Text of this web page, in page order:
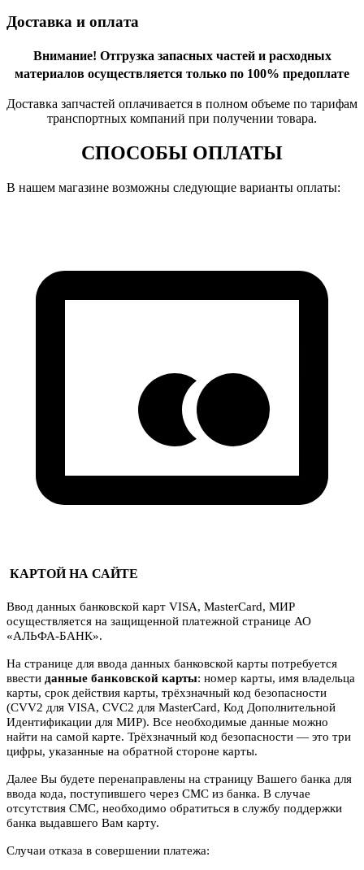
Доставка и оплата
Внимание! Отгрузка запасных частей и расходных
материалов осуществляется только по 100% предоплате
Доставка запчастей оплачивается в полном объеме по тарифам
транспортных компаний при получении товара.
СПОСОБЫ ОПЛАТЫ
В нашем магазине возможны следующие варианты оплаты:
КАРТОЙ НА САЙТЕ
Ввод данных банковской карт VISA, MasterCard, МИР
осуществляется на защищенной платежной странице АО
«АЛЬФА-БАНК».
На странице для ввода данных банковской карты потребуется
ввести данные банковской карты: номер карты, имя владельца
карты, срок действия карты, трёхзначный код безопасности
(CVV2 для VISA, CVC2 для MasterCard, Код Дополнительной
Идентификации для МИР). Все необходимые данные можно
найти на самой карте. Трёхзначный код безопасности — это три
цифры, указанные на обратной стороне карты.
Далее Вы будете перенаправлены на страницу Вашего банка для
ввода кода, поступившего через СМС из банка. В случае
отсутствия СМС, необходимо обратиться в службу поддержки
банка выдавшего Вам карту.
Случаи отказа в совершении платежа: